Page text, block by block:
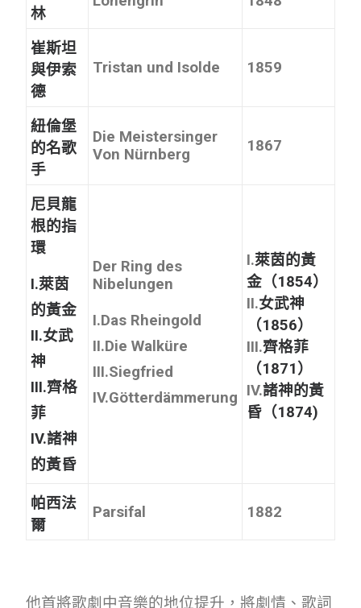
林
崔斯坦
與伊索
德
Tristan und Isolde 1859
紐倫堡
的名歌
手
Die Meistersinger
Von Nürnberg
1867
尼貝龍
根的指
環
I.萊茵
的黃金
II.女武
神
III.齊格
菲
IV.諸神
的黃昏
Der Ring des
Nibelungen
I.Das Rheingold
II.Die Walküre
III.Siegfried
IV.Götterdämmerung
I.萊茵的黃
金（1854）
II.女武神
（1856）
III.齊格菲
（1871）
IV.諸神的黃
昏（1874)
帕西法
爾
Parsifal 1882
他首將歌劇中音樂的地位提升，將劇情、歌詞